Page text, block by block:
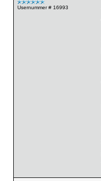
Usernummer # 16993